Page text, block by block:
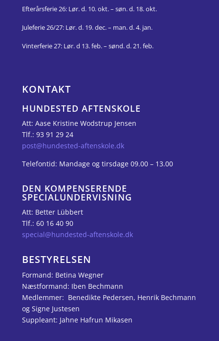
Efterårsferie 26: Lør. d. 10.okt.– søn. d. 18.okt.
Juleferie 26/27: Lør. d. 19. dec. – man. d. 4. jan.
Vinterferie 27: Lør. d 13. feb. – sønd. d. 21. feb.
KONTAKT
HUNDESTED AFTENSKOLE
Att: Aase Kristine Wodstrup Jensen
Tlf.: 93 91 29 24
post@hundested-aftenskole.dk
Telefontid: Mandage og tirsdage 09.00 – 13.00
DEN KOMPENSERENDE
SPECIALUNDERVISNING
Att: Better Lübbert
Tlf.: 60 16 40 90
special@hundested-aftenskole.dk
BESTYRELSEN
Formand: Betina Wegner
Næstformand: Iben Bechmann
Medlemmer: Benedikte Pedersen, Henrik Bechmann
og Signe Justesen
Suppleant: Jahne Hafrun Mikasen